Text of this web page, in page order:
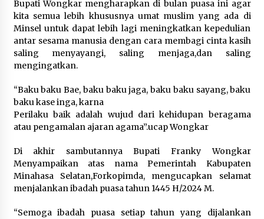
Bupati Wongkar mengharapkan di bulan puasa ini agar
kita semua lebih khususnya umat muslim yang ada di
Minsel untuk dapat lebih lagi meningkatkan kepedulian
antar sesama manusia dengan cara membagi cinta kasih
saling menyayangi, saling menjaga,dan saling
mengingatkan.
“Baku baku Bae, baku baku jaga, baku baku sayang, baku
baku kase inga, karna
Perilaku baik adalah wujud dari kehidupan beragama
atau pengamalan ajaran agama”.ucap Wongkar
Di akhir sambutannya Bupati Franky Wongkar
Menyampaikan atas nama Pemerintah Kabupaten
Minahasa Selatan,Forkopimda, mengucapkan selamat
menjalankan ibadah puasa tahun 1445 H/2024 M.
“Semoga ibadah puasa setiap tahun yang dijalankan